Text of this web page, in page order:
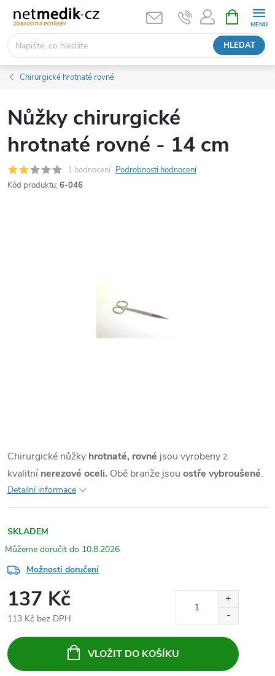
obsah
HLEDAT
NÁKUPNÍ
KOŠÍK
Chirurgické hrotnaté rovné
Nůžky chirurgické
hrotnaté rovné - 14 cm
1 hodnocení Podrobnosti hodnocení
Kód produktu: 6-046
Chirurgické nůžky hrotnaté, rovné jsou vyrobeny z
kvalitní nerezové oceli. Obě branže jsou ostře vybroušené.
Detailní informace
SKLADEM
10.8.2026
Možnosti doručení
137 Kč
113 Kč bez DPH
cena:
VLOŽIT DO KOŠÍKU